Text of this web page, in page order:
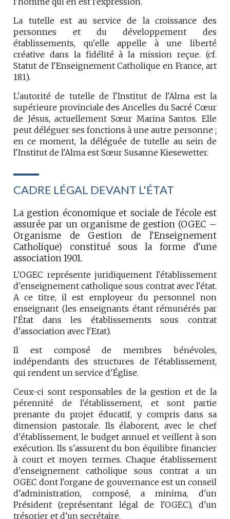
La tutelle est au service de la croissance des
personnes et du développement des
établissements, qu'elle appelle à une liberté
créative dans la fidélité à la mission reçue. (cf.
Statut de l'Enseignement Catholique en France, art
181).
L'autorité de tutelle de l'Institut de l'Alma est la
supérieure provinciale des Ancelles du Sacré Cœur
de Jésus, actuellement Sœur Marina Santos. Elle
peut déléguer ses fonctions à une autre personne ;
en ce moment, la déléguée de tutelle au sein de
l'Institut de l'Alma est Sœur Susanne Kiesewetter.
CADRE LÉGAL DEVANT L'ÉTAT
La gestion économique et sociale de l'école est
assurée par un organisme de gestion (OGEC –
Organisme de Gestion de l'Enseignement
Catholique) constitué sous la forme d'une
association 1901.
L'OGEC représente juridiquement l'établissement
d'enseignement catholique sous contrat avec l'état.
A ce titre, il est employeur du personnel non
enseignant (les enseignants étant rémunérés par
l'État dans les établissements sous contrat
d'association avec l'Etat).
Il est composé de membres bénévoles,
indépendants des structures de l'établissement,
qui rendent un service d'Église.
Ceux-ci sont responsables de la gestion et de la
pérennité de l'établissement, et sont partie
prenante du projet éducatif, y compris dans sa
dimension pastorale. Ils élaborent, avec le chef
d'établissement, le budget annuel et veillent à son
exécution. Ils s'assurent du bon équilibre financier
à court et moyen termes. Chaque établissement
d'enseignement catholique sous contrat a un
OGEC dont l'organe de gouvernance est un conseil
d'administration, composé, a minima, d'un
Président (représentant légal de l'OGEC), d'un
trésorier et d'un secrétaire.